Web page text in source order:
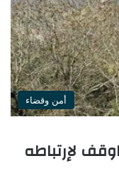
أمن وقضاء
لإرتباطه